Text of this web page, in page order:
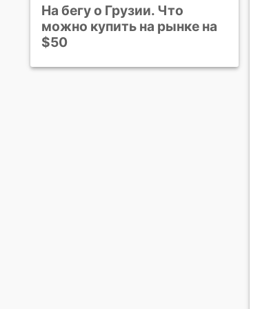
На бегу о Грузии. Что
можно купить на рынке на
$50